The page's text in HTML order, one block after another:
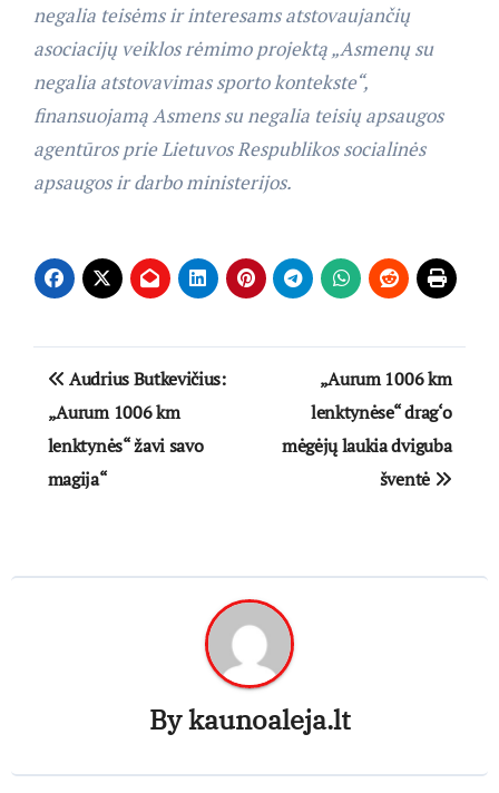
negalia teisėms ir interesams atstovaujančių
asociacijų veiklos rėmimo projektą „Asmenų su
negalia atstovavimas sporto kontekste“,
finansuojamą Asmens su negalia teisių apsaugos
agentūros prie Lietuvos Respublikos socialinės
apsaugos ir darbo ministerijos.
Navigacija
tarp
įrašų
Audrius Butkevičius:
„Aurum 1006 km
lenktynės“ žavi savo
magija“
„Aurum 1006 km
lenktynėse“ drag‘o
mėgėjų laukia dviguba
šventė
Bykaunoaleja.lt